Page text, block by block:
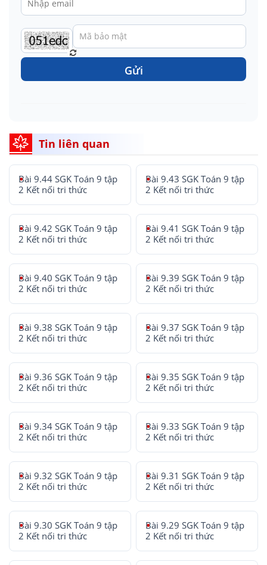
Gửi
Tin liên quan
Bài 9.44 SGK Toán 9 tập
2 Kết nối tri thức
Bài 9.43 SGK Toán 9 tập
2 Kết nối tri thức
Bài 9.42 SGK Toán 9 tập
2 Kết nối tri thức
Bài 9.41 SGK Toán 9 tập
2 Kết nối tri thức
Bài 9.40 SGK Toán 9 tập
2 Kết nối tri thức
Bài 9.39 SGK Toán 9 tập
2 Kết nối tri thức
Bài 9.38 SGK Toán 9 tập
2 Kết nối tri thức
Bài 9.37 SGK Toán 9 tập
2 Kết nối tri thức
Bài 9.36 SGK Toán 9 tập
2 Kết nối tri thức
Bài 9.35 SGK Toán 9 tập
2 Kết nối tri thức
Bài 9.34 SGK Toán 9 tập
2 Kết nối tri thức
Bài 9.33 SGK Toán 9 tập
2 Kết nối tri thức
Bài 9.32 SGK Toán 9 tập
2 Kết nối tri thức
Bài 9.31 SGK Toán 9 tập
2 Kết nối tri thức
Bài 9.30 SGK Toán 9 tập
2 Kết nối tri thức
Bài 9.29 SGK Toán 9 tập
2 Kết nối tri thức